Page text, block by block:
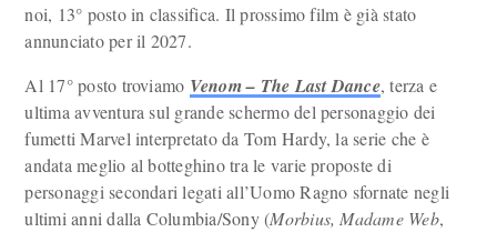
noi, 13° posto in classifica. Il prossimo film è già stato
annunciato per il 2027.
Al 17° posto troviamo Venom – The Last Dance, terza e
ultima avventura sul grande schermo del personaggio dei
fumetti Marvel interpretato da Tom Hardy, la serie che è
andata meglio al botteghino tra le varie proposte di
personaggi secondari legati all’Uomo Ragno sfornate negli
ultimi anni dalla Columbia/Sony (Morbius, Madame Web,